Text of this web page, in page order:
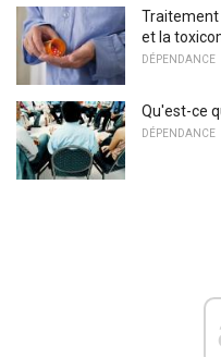
Traitement
et la
DÉPENDANCE
Qu'est-ce
DÉPENDANCE